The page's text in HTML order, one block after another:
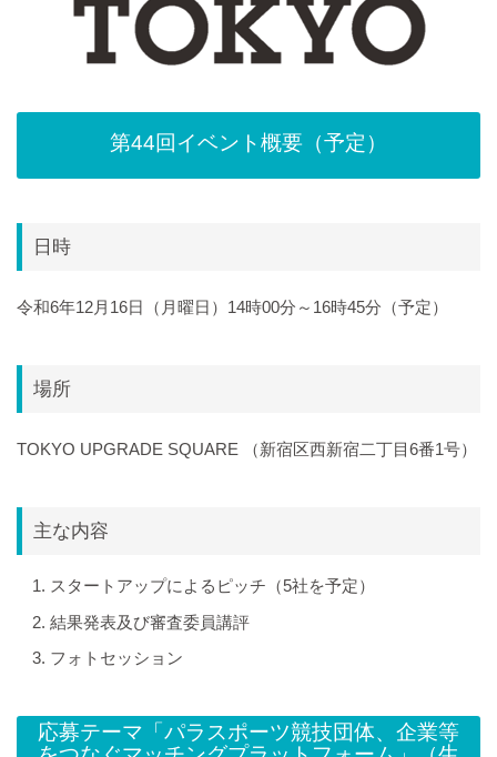
第44回イベント概要（予定）
日時
令和6年12月16日（月曜日）14時00分～16時45分（予定）
場所
TOKYO UPGRADE SQUARE （新宿区西新宿二丁目6番1号）
主な内容
スタートアップによるピッチ（5社を予定）
結果発表及び審査委員講評
フォトセッション
応募テーマ「パラスポーツ競技団体、企業等